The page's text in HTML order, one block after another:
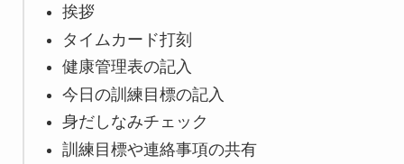
挨拶
タイムカード打刻
健康管理表の記入
今日の訓練目標の記入
身だしなみチェック
訓練目標や連絡事項の共有